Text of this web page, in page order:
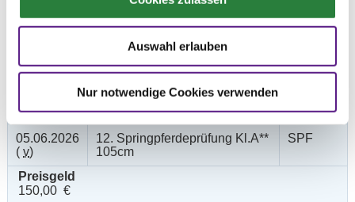
Auswahl erlauben
Nur notwendige Cookies verwenden
05.06.2026
(v)
11. Springpferdeprüfung Kl.A*
95cm
SPF
150,00 €
1 2 3 4 5 6 LP
05.06.2026
( v)
12. Springpferdeprüfung Kl.A**
105cm
SPF
Preisgeld
150,00 €